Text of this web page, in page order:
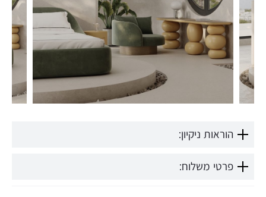
הוראות ניקיון:
פרטי משלוח: